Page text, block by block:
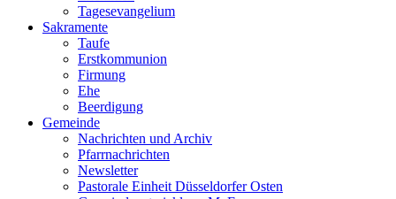
Tagesevangelium
Sakramente
Taufe
Erstkommunion
Firmung
Ehe
Beerdigung
Gemeinde
Nachrichten und Archiv
Pfarrnachrichten
Newsletter
Pastorale Einheit Düsseldorfer Osten